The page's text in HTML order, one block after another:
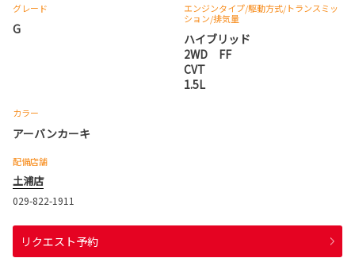
グレード
G
エンジンタイプ/駆動方式/トランスミッ
ション/排気量
ハイブリッド
2WD FF
CVT
1.5L
カラー
アーバンカーキ
配備店舗
土浦店
029-822-1911
リクエスト予約